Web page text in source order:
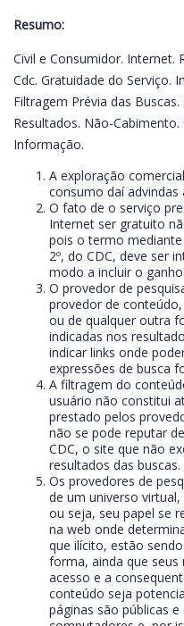
Resumo:
Civil e Consumidor. Internet.
Cdc. Gratuidade do Serviço.
Filtragem Prévia das
Resultados. Não-
Informação.
A exploração
consumo daí advindas
O fato de o serviço
Internet ser gratuito
pois o termo
2º, do CDC, deve ser
modo a incluir o
O provedor de
provedor de
ou de qualquer outra
indicadas nos
indicar links onde
expressões de busca
A filtragem do
usuário não constitui
prestado pelos
não se pode reputar
CDC, o site que não
resultados das buscas.
Os provedores de
de um universo
ou seja, seu papel se
na web onde
que ilícito, estão
forma, ainda que
acesso e a
conteúdo seja
páginas são públicas